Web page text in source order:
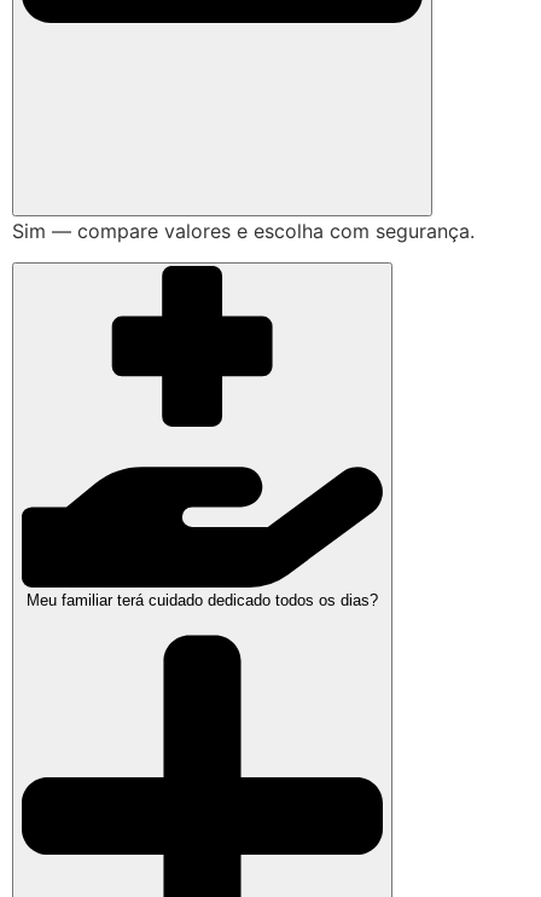
Sim — compare valores e escolha com segurança.
Meu familiar terá cuidado dedicado todos os dias?